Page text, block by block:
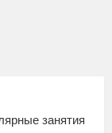
занятия